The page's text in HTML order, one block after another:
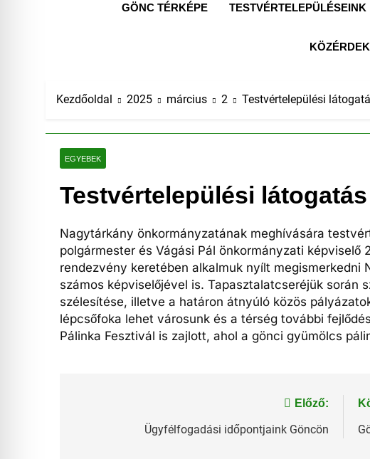
GÖNC TÉRKÉPE TESTVÉRTELEPÜLÉSEINK
Kezdőoldal 2025 március 2 Testvértelepülési
EGYEBEK
Testvértelepülési látogatás
Nagytárkány önkormányzatának meghívására
polgármester és Vágási Pál önkormányzati képviselő
rendezvény keretében alkalmuk nyílt
számos képviselőjével is. Tapasztalatcseréjük során
szélesítése, illetve a határon átnyúló közös
lépcsőfoka lehet városunk és a térség további
Pálinka Fesztivál is zajlott, ahol a gönci gyümölcs
navigáció
Előző:
Ügyfélfogadási időpontjaink Göncön